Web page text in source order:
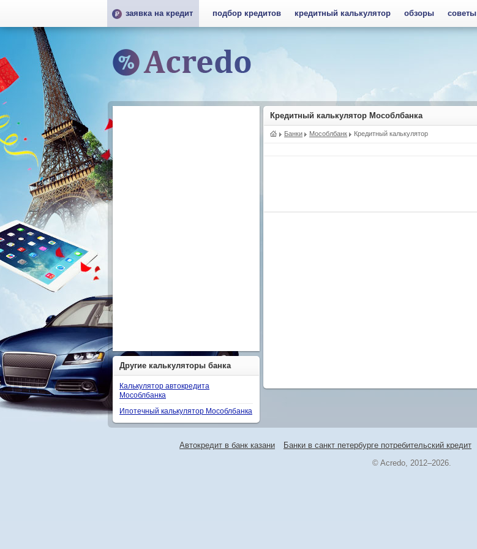
Кредитный калькулятор Мособлбанка
Банки Мособлбанк Кредитный калькулятор
Другие калькуляторы банка
Калькулятор автокредита
Мособлбанка
Ипотечный калькулятор Мособлбанка
заявка на кредит подбор кредитов кредитный калькулятор обзоры советы
Автокредит в банк казани Банки в санкт петербурге потребительский кредит
© Acredo, 2012–2026.